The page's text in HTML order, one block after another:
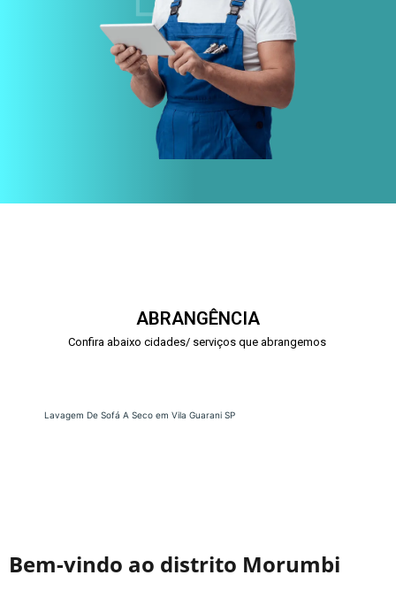
ABRANGÊNCIA
Confira abaixo cidades/ serviços que abrangemos
Lavagem De Sofá A Seco em Vila Guarani SP
Bem-vindo ao distrito Morumbi